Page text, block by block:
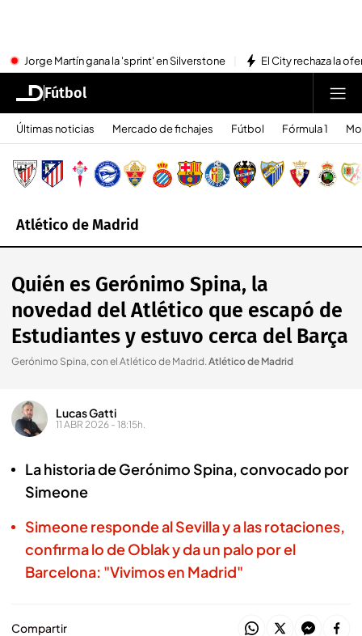
Jorge Martín gana la 'sprint' en Silverstone El City rechaza la
Fútbol
Últimas noticias Mercado de fichajes Fútbol Fórmula 1
Atlético de Madrid
Quién es Gerónimo Spina, la
novedad del Atlético que escapó de
Estudiantes y estuvo cerca del Barça
Gerónimo Spina, con el Atlético de Madrid.Atlético de Madrid
Lucas Gatti
11 ABR 2026 - 18:15h.
La historia de Gerónimo Spina, convocado por
Simeone
Simeone responde al Sevilla y a las rotaciones,
confirma lo de Oblak y da un palo por el
Barcelona: "Vivimos en Madrid"
Compartir